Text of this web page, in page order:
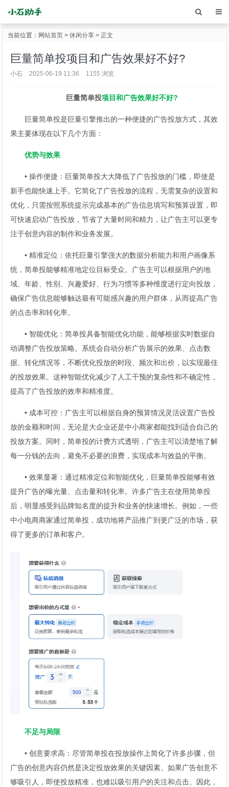
当前位置： 网站首页 > 休闲分享 > 正文
巨量简单投项目和广告效果好不好?
小石 2025-06-19 11:36 1155 浏览
巨量简单投项目和广告效果好不好?
巨量简单投是巨量引擎推出的一种便捷的广告投放方式，其效
果主要体现在以下几个方面：
优势与效果
• 操作便捷：巨量简单投大大降低了广告投放的门槛，即使是
新手也能快速上手。它简化了广告投放的流程，无需复杂的设置和
优化，只需按照系统提示完成基本的广告信息填写和预算设置，即
可快速启动广告投放，节省了大量时间和精力，让广告主可以更专
注于创意内容的制作和业务发展。
• 精准定位：依托巨量引擎强大的数据分析能力和用户画像系
统，简单投能够精准地定位目标受众。广告主可以根据用户的地
域、年龄、性别、兴趣爱好、行为习惯等多种维度进行定向投放，
确保广告信息能够触达最有可能感兴趣的用户群体，从而提高广告
的点击率和转化率。
• 智能优化：简单投具备智能优化功能，能够根据实时数据自
动调整广告投放策略。系统会自动分析广告展示的效果、点击数
据、转化情况等，不断优化投放的时段、频次和出价，以实现最佳
的投放效果。这种智能优化减少了人工干预的复杂性和不确定性，
提高了广告投放的效率和精准度。
• 成本可控：广告主可以根据自身的预算情况灵活设置广告投
放的金额和时间，无论是大企业还是中小商家都能找到适合自己的
投放方案。同时，简单投的计费方式透明，广告主可以清楚地了解
每一分钱的去向，避免不必要的浪费，实现成本与效益的平衡。
• 效果显著：通过精准定位和智能优化，巨量简单投能够有效
提升广告的曝光量、点击量和转化率。许多广告主在使用简单投
后，明显感受到品牌知名度的提升和业务的快速增长。例如，一些
中小电商商家通过简单投，成功地将产品推广到更广泛的市场，获
得了更多的订单和客户。
不足与局限
• 创意要求高：尽管简单投在投放操作上简化了许多步骤，但
广告的创意内容仍然是决定投放效果的关键因素。如果广告创意不
够吸引人，即使投放精准，也难以吸引用户的关注和点击。因此，